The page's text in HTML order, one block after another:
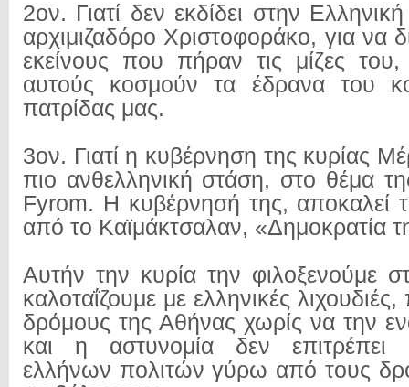
2ον. Γιατί δεν εκδίδει στην
αρχιμιζαδόρο Χριστοφοράκο, για να
εκείνους που πήραν τις μίζες
αυτούς κοσμούν τα έδρανα του
πατρίδας μας.
3ον. Γιατί η κυβέρνηση της κυρίας
πιο ανθελληνική στάση, στο θέμα
Fyrom. Η κυβέρνησή της, αποκαλεί
από το Καϊμάκτσαλαν, «Δημοκρατία
Αυτήν την κυρία την φιλοξενούμε
καλοταΐζουμε με ελληνικές
δρόμους της Αθήνας χωρίς να την
και η αστυνομία δεν επιτρέπει
ελλήνων πολιτών γύρω από τους